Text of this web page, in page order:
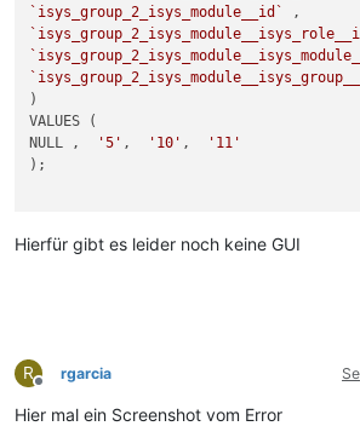
`isys_group_2_isys_module__id`
)
VALUES (
NULL ,
'5' , '10' ,
'11'
);
Hierfür gibt es leider noch keine GUI
R
Offline
rgarcia
Hier mal ein Screenshot vom Error